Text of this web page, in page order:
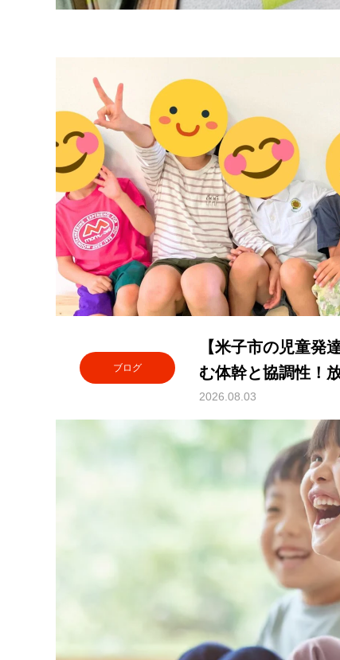
ブログ
【米子市の児童発
む体幹と協調性！
療育
2026.08.03